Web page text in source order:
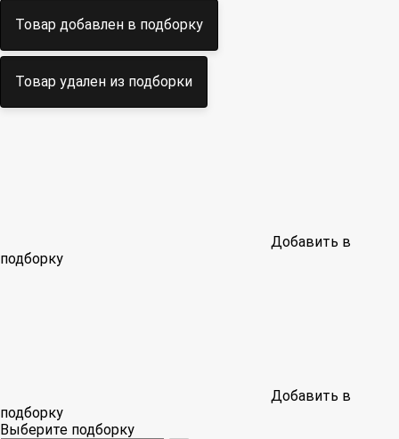
Товар добавлен в подборку
Товар удален из подборки
Добавить в
подборку
Добавить в
подборку
Выберите подборку